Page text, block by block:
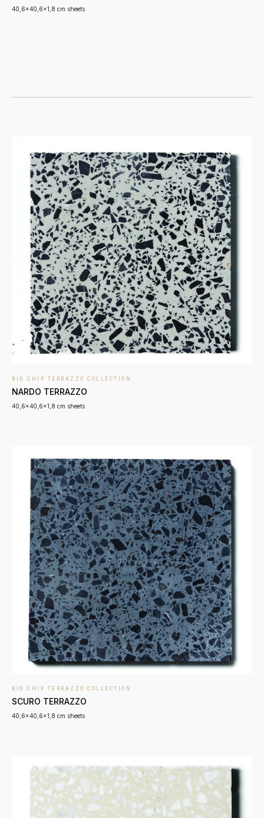
40,6x40,6x1,8 cm sheets
BIG CHIP TERRAZZO COLLECTION
NARDO TERRAZZO
40,6x40,6x1,8 cm sheets
BIG CHIP TERRAZZO COLLECTION
SCURO TERRAZZO
40,6x40,6x1,8 cm sheets